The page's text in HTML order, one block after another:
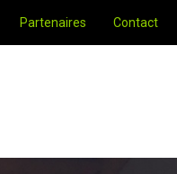
Partenaires Contact